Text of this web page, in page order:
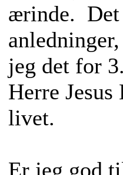
ærinde. Det
jeg det for
Herre
livet.
Er jeg god